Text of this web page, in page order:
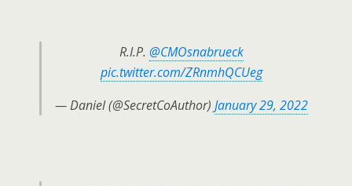
R.I.P. @CMOsnabrueck
pic.twitter.com/ZRnmhQCUeg
— Daniel (@SecretCoAuthor) January 29, 2022